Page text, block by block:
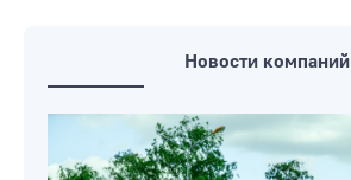
Новости компаний